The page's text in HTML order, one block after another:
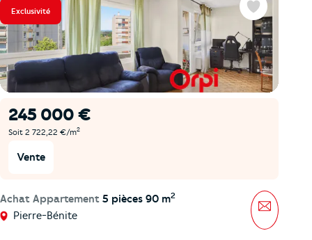
Exclusivité
245 000 €
Soit 2 722,22 €/m2
Vente
Achat Appartement 5 pièces 90 m2
Pierre-Bénite
Favoris
Message